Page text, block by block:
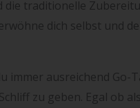
die traditionelle
dich selbst und
immer ausreichend Go-
zu geben. Egal ob